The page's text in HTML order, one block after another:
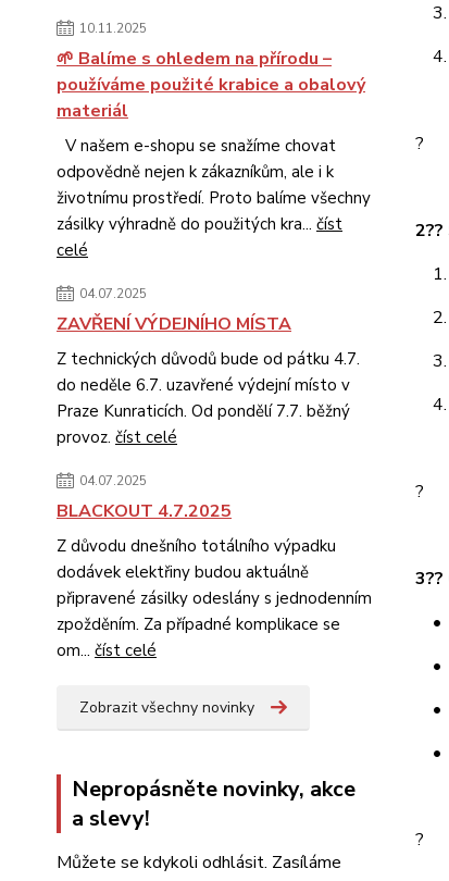
10.11.2025
🌱 Balíme s ohledem na přírodu –
používáme použité krabice a obalový
materiál
V našem e-shopu se snažíme chovat
odpovědně nejen k zákazníkům, ale i k
životnímu prostředí. Proto balíme všechny
zásilky výhradně do použitých kra... číst
celé
04.07.2025
ZAVŘENÍ VÝDEJNÍHO MÍSTA
Z technických důvodů bude od pátku 4.7.
do neděle 6.7. uzavřené výdejní místo v
Praze Kunraticích. Od pondělí 7.7. běžný
provoz. číst celé
04.07.2025
BLACKOUT 4.7.2025
Z důvodu dnešního totálního výpadku
dodávek elektřiny budou aktuálně
připravené zásilky odeslány s jednodenním
zpožděním. Za případné komplikace se
om... číst celé
Zobrazit všechny novinky
Nepropásněte novinky, akce
a slevy!
Můžete se kdykoli odhlásit. Zasíláme
3.
4.
?
1.
2.
3.
4.
?
•
•
•
•
?